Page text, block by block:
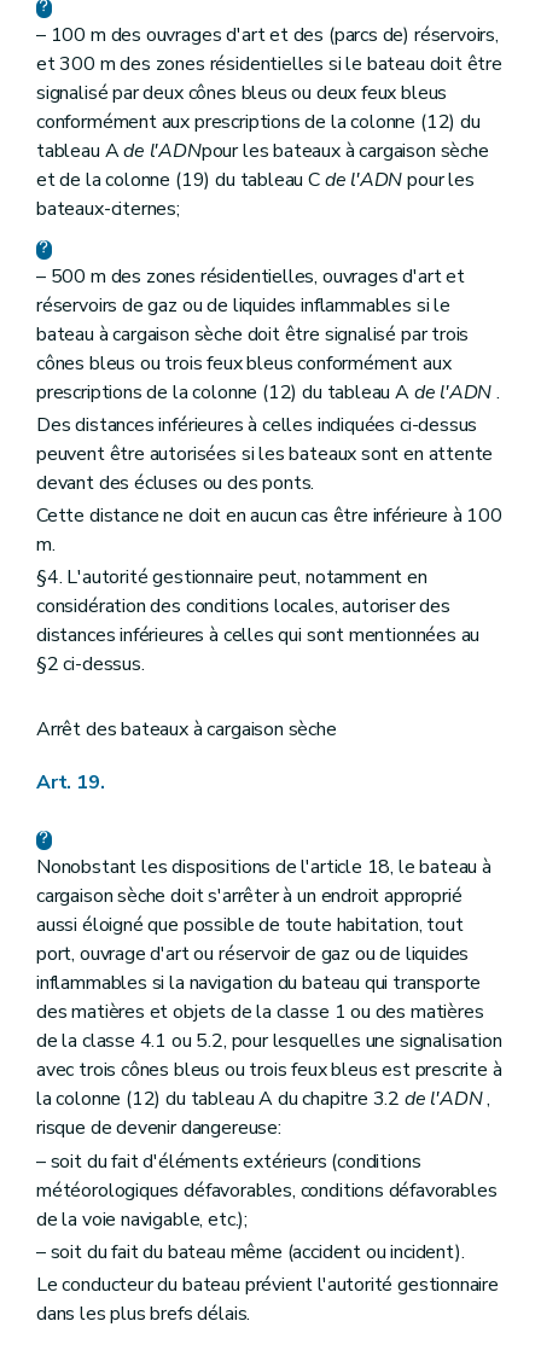
– 100 m des ouvrages d'art et des (parcs de) réservoirs,
et 300 m des zones résidentielles si le bateau doit être
signalisé par deux cônes bleus ou deux feux bleus
conformément aux prescriptions de la colonne (12) du
tableau Ade l'ADNpour les bateaux à cargaison sèche
et de la colonne (19) du tableau Cde l'ADNpour les
bateaux-citernes;
– 500 m des zones résidentielles, ouvrages d'art et
réservoirs de gaz ou de liquides inflammables si le
bateau à cargaison sèche doit être signalisé par trois
cônes bleus ou trois feux bleus conformément aux
prescriptions de la colonne (12) du tableau Ade l'ADN.
Des distances inférieures à celles indiquées ci-dessus
peuvent être autorisées si les bateaux sont en attente
devant des écluses ou des ponts.
Cette distance ne doit en aucun cas être inférieure à 100
m.
§4. L'autorité gestionnaire peut, notamment en
considération des conditions locales, autoriser des
distances inférieures à celles qui sont mentionnées au
§2 ci-dessus.
Arrêt des bateaux à cargaison sèche
Art. 19.
Nonobstant les dispositions de l'article 18, le bateau à
cargaison sèche doit s'arrêter à un endroit approprié
aussi éloigné que possible de toute habitation, tout
port, ouvrage d'art ou réservoir de gaz ou de liquides
inflammables si la navigation du bateau qui transporte
des matières et objets de la classe 1 ou des matières
de la classe 4.1 ou 5.2, pour lesquelles une signalisation
avec trois cônes bleus ou trois feux bleus est prescrite à
la colonne (12) du tableau A du chapitre 3.2 de l'ADN,
risque de devenir dangereuse:
– soit du fait d'éléments extérieurs (conditions
météorologiques défavorables, conditions défavorables
de la voie navigable, etc.);
– soit du fait du bateau même (accident ou incident).
Le conducteur du bateau prévient l'autorité gestionnaire
dans les plus brefs délais.